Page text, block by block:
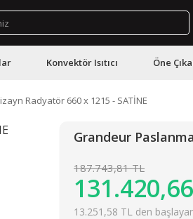
Konvektör Isıtıcı Öne
Radyatör 660 x 1215 - SATİNE
Grandeur
187.743,81 TL
13.251,58 TL den